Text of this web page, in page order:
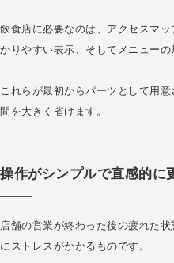
飲食店に必要なのは、アクセスマ
かりやすい表示、そしてメニューの
これらが最初からパーツとして用
間を大きく省けます。
操作がシンプルで直感的に
店舗の営業が終わった後の疲れた
にストレスがかかるものです。